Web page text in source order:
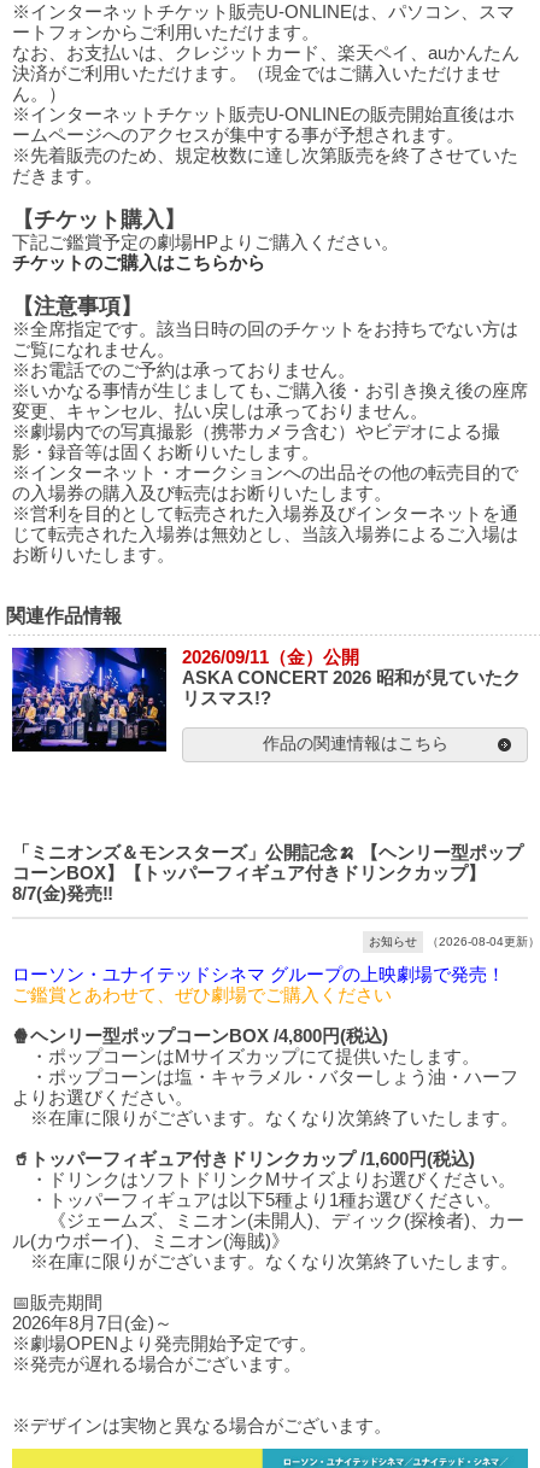
※インターネットチケット販売U-ONLINEは、パソコン、スマ
ートフォンからご利用いただけます。
なお、お支払いは、クレジットカード、楽天ペイ、auかんたん
決済がご利用いただけます。（現金ではご購入いただけませ
ん。）
※インターネットチケット販売U-ONLINEの販売開始直後はホ
ームページへのアクセスが集中する事が予想されます。
※先着販売のため、規定枚数に達し次第販売を終了させていた
だきます。
【チケット購入】
下記ご鑑賞予定の劇場HPよりご購入ください。
チケットのご購入はこちらから
【注意事項】
※全席指定です。該当日時の回のチケットをお持ちでない方は
ご覧になれません。
※お電話でのご予約は承っておりません。
※いかなる事情が生じましても､ご購入後・お引き換え後の座席
変更、キャンセル、払い戻しは承っておりません。
※劇場内での写真撮影（携帯カメラ含む）やビデオによる撮
影・録音等は固くお断りいたします。
※インターネット・オークションへの出品その他の転売目的で
の入場券の購入及び転売はお断りいたします。
※営利を目的として転売された入場券及びインターネットを通
じて転売された入場券は無効とし、当該入場券によるご入場は
お断りいたします。
関連作品情報
2026/09/11（金）公開
ASKA CONCERT 2026 昭和が見ていたク
リスマス!?
作品の関連情報はこちら
「ミニオンズ＆モンスターズ」公開記念🍌 【ヘンリー型ポップ
コーンBOX】【トッパーフィギュア付きドリンクカップ】
8/7(金)発売‼️
お知らせ （2026-08-04更新）
ローソン・ユナイテッドシネマ グループの上映劇場で発売！
ご鑑賞とあわせて、ぜひ劇場でご購入ください
🍿ヘンリー型ポップコーンBOX /4,800円(税込)
・ポップコーンはMサイズカップにて提供いたします。
・ポップコーンは塩・キャラメル・バターしょう油・ハーフ
よりお選びください。
※在庫に限りがございます。なくなり次第終了いたします。
🥤トッパーフィギュア付きドリンクカップ /1,600円(税込)
・ドリンクはソフトドリンクMサイズよりお選びください。
・トッパーフィギュアは以下5種より1種お選びください。
《ジェームズ、ミニオン(未開人)、ディック(探検者)、カー
ル(カウボーイ)、ミニオン(海賊)》
※在庫に限りがございます。なくなり次第終了いたします。
📅販売期間
2026年8月7日(金)～
※劇場OPENより発売開始予定です。
※発売が遅れる場合がございます。
※デザインは実物と異なる場合がございます。